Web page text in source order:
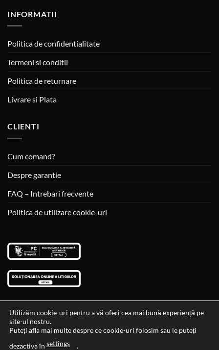
INFORMATII
Politica de confidentialitate
Termeni si conditii
Politica de returnare
Livrare si Plata
CLIENTI
Cum comand?
Despre garantie
FAQ – Intrebari frecvente
Politica de utilizare cookie-uri
Data si ora ultimei actualizari al stocului si ale preturilor: 29-12-
Utilizăm cookie-uri pentru a vă oferi cea mai bună experiență pe
site-ul nostru.
Puteți afla mai multe despre ce cookie-uri folosim sau le puteți
dezactiva în settings .